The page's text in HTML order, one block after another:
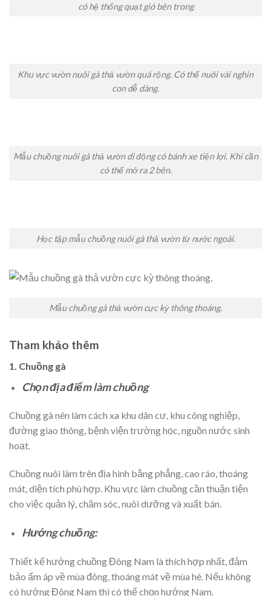
có hệ thống quạt gió bên trong
Khu vực vườn nuôi gà thả vườn quá rộng. Có thể nuôi vài nghìn
con dễ dàng.
Mẫu chuồng nuôi gà thả vườn di động có bánh xe tiện lợi. Khi cần
có thể mở ra 2 bên.
Học tập mẫu chuồng nuôi gà thả vườn từ nước ngoài.
Mẫu chuồng gà thả vườn cực kỳ thông thoáng.
Tham khảo thêm
1. Chuồng gà
Chọn địa điểm làm chuồng
Chuồng gà nên làm cách xa khu dân cư, khu công nghiệp,
đường giao thông, bệnh viện trường học, nguồn nước sinh
hoạt.
Chuồng nuôi làm trên địa hình bằng phẳng, cao ráo, thoáng
mát, diện tích phù hợp. Khu vực làm chuồng cần thuận tiện
cho việc quản lý, chăm sóc, nuôi dưỡng và xuất bán.
Hướng chuồng:
Thiết kế hướng chuồng Đông Nam là thích hợp nhất, đảm
bảo ấm áp về mùa đông, thoáng mát về mùa hè. Nếu không
có hướng Đông Nam thì có thể chọn hướng Nam.